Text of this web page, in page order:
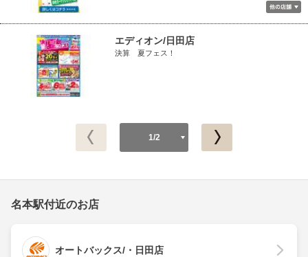
エディオン/日田店
決算 夏フェス！
1/2
名本駅付近のお店
オートバックス/・日田店